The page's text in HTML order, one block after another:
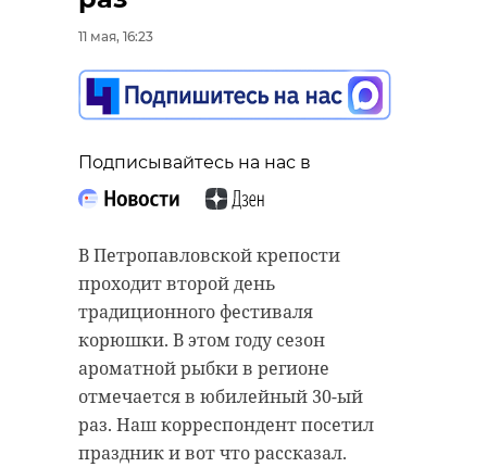
11 мая, 16:23
Подписывайтесь на нас в
В Петропавловской крепости
проходит второй день
традиционного фестиваля
корюшки. В этом году сезон
ароматной рыбки в регионе
отмечается в юбилейный 30-ый
раз. Наш корреспондент посетил
праздник и вот что рассказал.